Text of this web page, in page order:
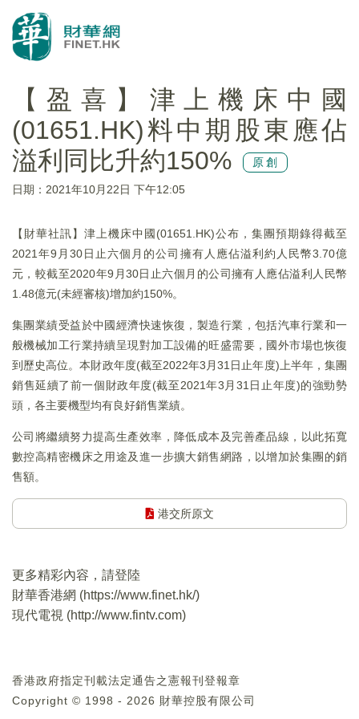
【盈喜】津上機床中國
(01651.HK)料中期股東應佔
溢利同比升約150%
原創
日期：2021年10月22日 下午12:05
【財華社訊】津上機床中國(01651.HK)公布，集團預期錄得截至
2021年9月30日止六個月的公司擁有人應佔溢利約人民幣3.70億
元，較截至2020年9月30日止六個月的公司擁有人應佔溢利人民幣
1.48億元(未經審核)增加約150%。
集團業績受益於中國經濟快速恢復，製造行業，包括汽車行業和一
般機械加工行業持續呈現對加工設備的旺盛需要，國外市場也恢復
到歷史高位。本財政年度(截至2022年3月31日止年度)上半年，集團
銷售延續了前一個財政年度(截至2021年3月31日止年度)的強勁勢
頭，各主要機型均有良好銷售業績。
公司將繼續努力提高生產效率，降低成本及完善產品線，以此拓寬
數控高精密機床之用途及進一步擴大銷售網路，以增加於集團的銷
售額。
港交所原文
更多精彩內容，請登陸
財華香港網 (https://www.finet.hk/)
現代電視 (http://www.fintv.com)
香港政府指定刊載法定通告之憲報刊登報章
Copyright © 1998 - 2026 財華控股有限公司